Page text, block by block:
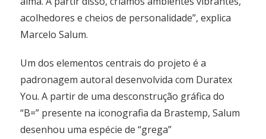
acolhedores e cheios de personalidade”, explica
Marcelo Salum.
Um dos elementos centrais do projeto é a
padronagem autoral desenvolvida com Duratex
You. A partir de uma desconstrução gráfica do
“B=” presente na iconografia da Brastemp, Salum
desenhou uma espécie de “grega”